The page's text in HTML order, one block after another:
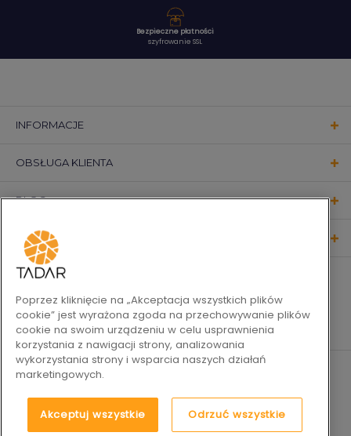
Bezpieczne płatności
szyfrowanie SSL
INFORMACJE
OBSŁUGA KLIENTA
BLOG
KONTAKT
Poprzez kliknięcie na „Akceptacja wszystkich plików
cookie” jest wyrażona zgoda na przechowywanie plików
cookie na swoim urządzeniu w celu usprawnienia
korzystania z nawigacji strony, analizowania
wykorzystania strony i wsparcia naszych działań
marketingowych.
Akceptuj wszystkie Odrzuć wszystkie